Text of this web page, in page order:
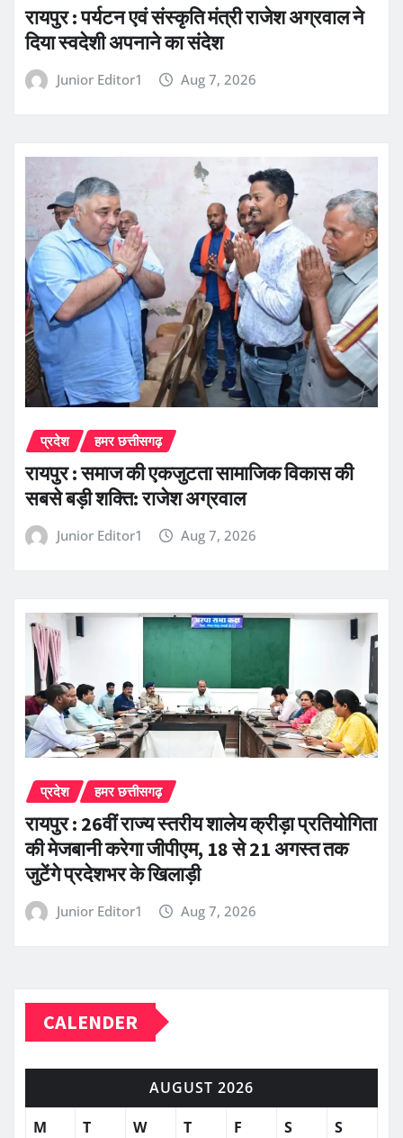
रायपुर : पर्यटन एवं संस्कृति मंत्री राजेश अग्रवाल ने
दिया स्वदेशी अपनाने का संदेश
Junior Editor1 Aug 7, 2026
प्रदेश हमर छत्तीसगढ़
रायपुर : समाज की एकजुटता सामाजिक विकास की
सबसे बड़ी शक्ति: राजेश अग्रवाल
Junior Editor1 Aug 7, 2026
प्रदेश हमर छत्तीसगढ़
रायपुर : 26वीं राज्य स्तरीय शालेय क्रीड़ा प्रतियोगिता
की मेजबानी करेगा जीपीएम, 18 से 21 अगस्त तक
जुटेंगे प्रदेशभर के खिलाड़ी
Junior Editor1 Aug 7, 2026
CALENDER
AUGUST 2026
M
T W T F S S